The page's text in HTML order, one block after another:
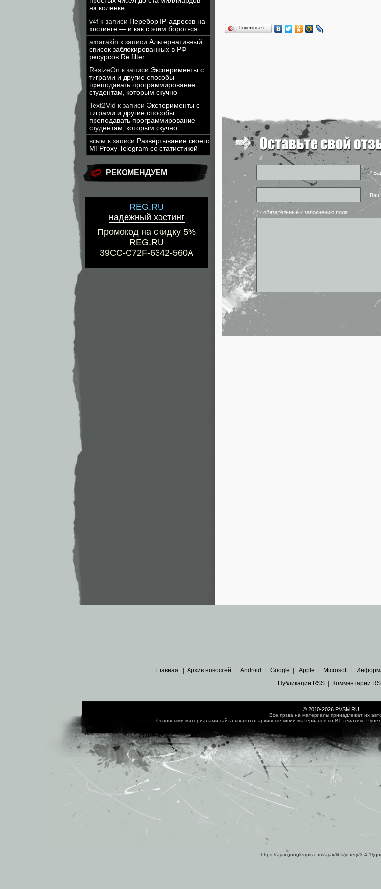
на коленке
v4f к записи Перебор IP-адресов на
хостинге — и как с этим бороться
amarakin к записи Альтернативный
список заблокированных в РФ
ресурсов Re:filter
ResizeOn к записи Эксперименты с
тиграми и другие способы
преподавать программирование
студентам, которым скучно
Text2Vid к записи Эксперименты с
тиграми и другие способы
преподавать программирование
студентам, которым скучно
всым к записи Развёртывание своего
MTProxy Telegram со статистикой
РЕКОМЕНДУЕМ
REG.RU
надежный хостинг
Промокод на скидку 5%
REG.RU
39CC-C72F-6342-560A
Поделиться…
*
Ваш
* - обязательные к заполнению поля
Главная Архив новостей Android Google Apple Microsoft|
Публикации RSS| Комментарии
© 2010-2026 PVSM.RU
Все права на материалы принадлежат их
Основными материалами сайта являются архивные копии материаловпо ИТ тематике
https://ajax.googleapis.com/ajax/libs/jquery/3.4.1/